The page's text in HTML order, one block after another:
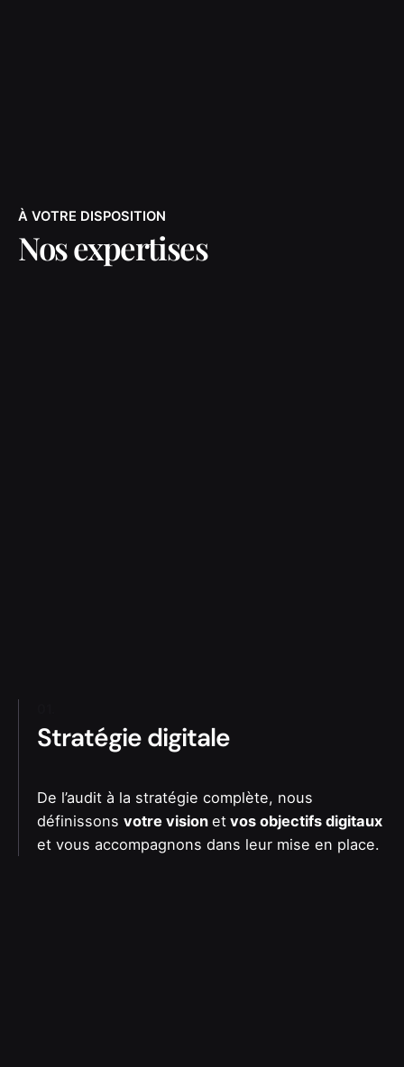
À VOTRE DISPOSITION
Nos expertises
Stratégie digitale
De l’audit à la stratégie complète, nous
définissons votre vision et vos objectifs digitaux
et vous accompagnons dans leur mise en place.